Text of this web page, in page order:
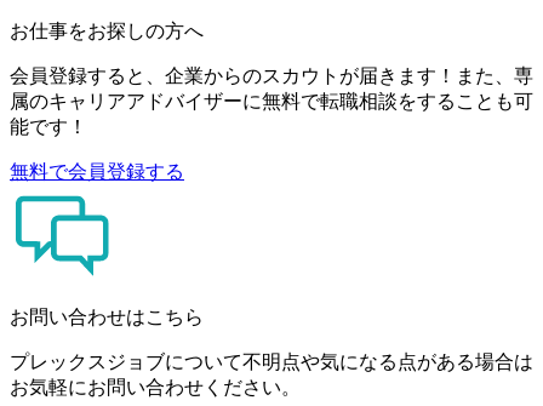
お仕事をお探しの方へ
会員登録すると、企業からのスカウトが届きます！また、専
属のキャリアアドバイザーに無料で転職相談をすることも可
能です！
無料で会員登録する
お問い合わせはこちら
プレックスジョブについて不明点や気になる点がある場合は
お気軽にお問い合わせください。